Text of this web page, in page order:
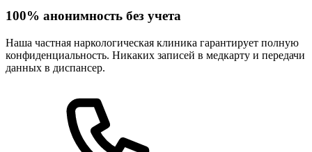
100% анонимность без учета
Наша частная наркологическая клиника гарантирует полную
конфиденциальность. Никаких записей в медкарту и передачи
данных в диспансер.